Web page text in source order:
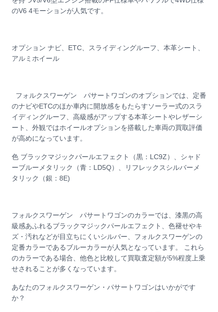
のV6 4モーションが人気です。
オプション ナビ、ETC、スライディングルーフ、本革シート、
アルミホイール
フォルクスワーゲン パサートワゴンのオプションでは、定番
のナビやETCのほか車内に開放感をもたらすソーラー式のスラ
イディングルーフ、高級感がアップする本革シートやレザーシ
ート、外観ではホイールオプションを搭載した車両の買取評価
が高めになっています。
色 ブラックマジックパールエフェクト（黒：LC9Z）、シャド
ーブルーメタリック（青：LD5Q）、リフレックスシルバーメ
タリック（銀：8E)
フォルクスワーゲン パサートワゴンのカラーでは、漆黒の高
級感あふれるブラックマジックパールエフェクト、色褪せやキ
ズ・汚れなどが目立ちにくいシルバー、フォルクスワーゲンの
定番カラーであるブルーカラーが人気となっています。 これら
のカラーである場合、他色と比較して買取査定額が5%程度上乗
せされることが多くなっています。
あなたのフォルクスワーゲン・パサートワゴンはいかがです
か？